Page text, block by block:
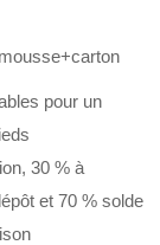
pour un
30 % à
et 70 % solde